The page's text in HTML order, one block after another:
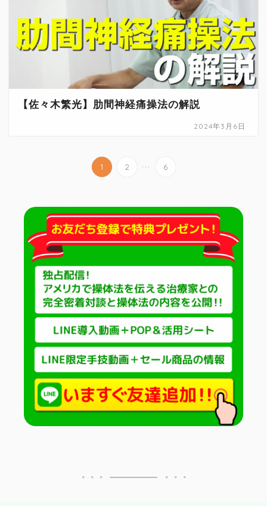
【佐々木繁光】肋間神経痛操法の解説
2024年3月6日
1 2 ... 6